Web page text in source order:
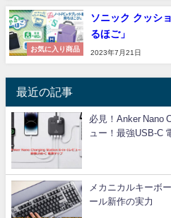
お気に入り商品
ソニック クッシ
るほご」
2023年7月21日
最近の記事
必見！Anker Nano
ュー！最強USB-C
メカニカルキーボ
ール新作の実力